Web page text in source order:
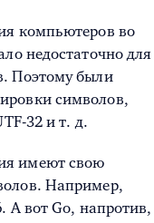
компьютеров во
недостаточно для
Поэтому были
символов,
32 и т. д.
имеют свою
Например,
А вот Go, напротив,